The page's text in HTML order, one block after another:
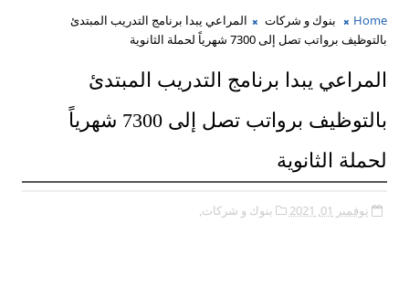
Home بنوك و شركات
المراعي يبدا برنامج التدريب المبتدئ
بالتوظيف برواتب تصل إلى 7300 شهرياً لحملة الثانوية
المراعي يبدا برنامج التدريب المبتدئ
بالتوظيف برواتب تصل إلى 7300 شهرياً
لحملة الثانوية
نوفمبر 01, 2021 بنوك و شركات,